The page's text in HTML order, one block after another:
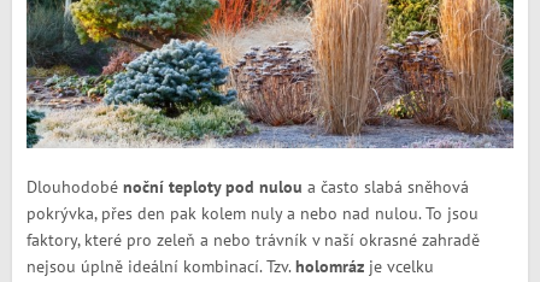
Dlouhodobé noční teploty pod nulou a často slabá sněhová
pokrývka, přes den pak kolem nuly a nebo nad nulou. To jsou
faktory, které pro zeleň a nebo trávník v naší okrasné zahradě
nejsou úplně ideální kombinací. Tzv.holomrázje vcelku